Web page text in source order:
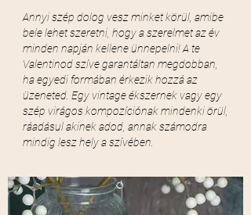
Annyi szép dolog vesz minket körül, amibe
bele lehet szeretni, hogy a szerelmet az év
minden napján kellene ünnepelni! A te
Valentinod szíve garantáltan megdobban,
ha egyedi formában érkezik hozzá az
üzeneted. Egy vintage ékszernek vagy egy
szép virágos kompozíciónak mindenki örül,
ráadásul akinek adod, annak számodra
mindig lesz hely a szívében.